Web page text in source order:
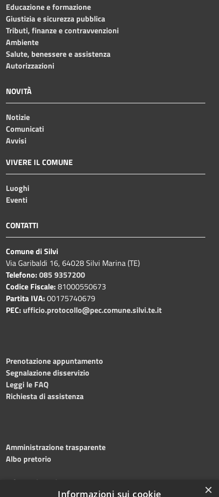
Educazione e formazione
Giustizia e sicurezza pubblica
Tributi, finanze e contravvenzioni
Ambiente
Salute, benessere e assistenza
Autorizzazioni
NOVITÀ
Notizie
Comunicati
Avvisi
VIVERE IL COMUNE
Luoghi
Eventi
CONTATTI
Comune di Silvi
Via Garibaldi 16, 64028 Silvi Marina (TE)
Telefono:085 9357200
Codice Fiscale:81000550673
Partita IVA:00175740679
PEC: ufficio.protocollo@pec.comune.silvi.te.it
Prenotazione appuntamento
Segnalazione disservizio
Leggi le FAQ
Richiesta di assistenza
Amministrazione trasparente
Albo pretorio
Informativa privacy
×
Informazioni sui cookie